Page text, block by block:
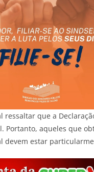
ressaltar que a
Portanto, aqueles que
devem estar